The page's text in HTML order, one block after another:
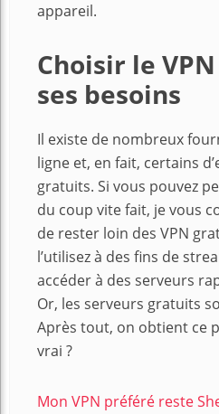
appareil.
Choisir le
ses besoins
Il existe de nombreux
ligne et, en fait, certains
gratuits. Si vous pouvez
du coup vite fait, je vous
de rester loin des VPN
l’utilisez à des fins de
accéder à des serveurs
Or, les serveurs gratuits
Après tout, on obtient ce
vrai ?
Mon VPN préféré reste